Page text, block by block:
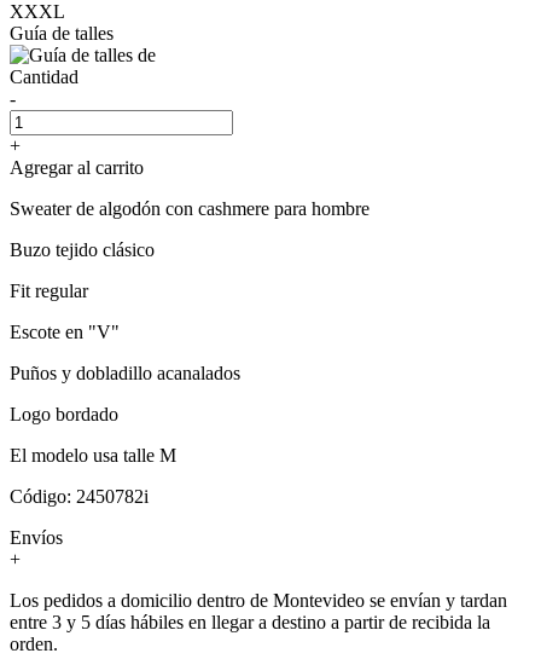
XXXL
Guía de talles
Cantidad
-
+
Agregar al carrito
Sweater de algodón con cashmere para hombre
Buzo tejido clásico
Fit regular
Escote en "V"
Puños y dobladillo acanalados
Logo bordado
El modelo usa talle M
Código: 2450782i
Envíos
+
Los pedidos a domicilio dentro de Montevideo se envían y tardan
entre 3 y 5 días hábiles en llegar a destino a partir de recibida la
orden.